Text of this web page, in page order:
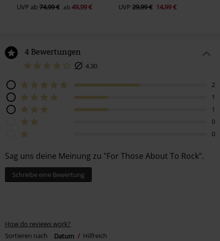
UVP ab74,99 € ab49,99 € UVP 29,99 € 14,99 €
4 Bewertungen
4.30
2
1
1
0
0
Sag uns deine Meinung zu "For Those About To Rock".
Schreibe eine Bewertung
How do reviews work?
Sortieren nach
Datum Hilfreich